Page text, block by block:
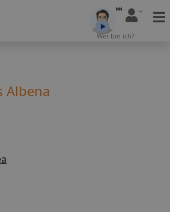
Wer bin ich?
Albena